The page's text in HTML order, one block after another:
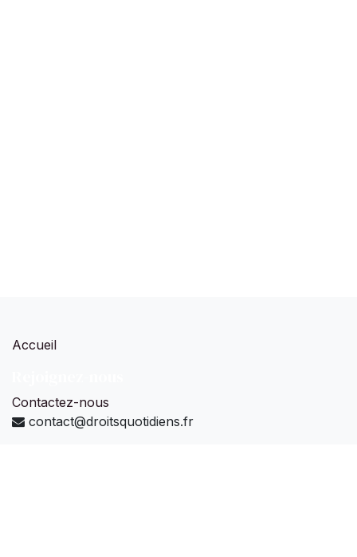
Accueil
Contactez-nous
contact@droitsquotidiens.fr